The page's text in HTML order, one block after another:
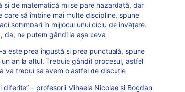
și de matematică mi se pare hazardată, dar
să îmbine mai multe discipline, spune
schimbări în mijlocul unui ciclu de învățare.
da, ne putem gândi la așa ceva
este prea îngustă și prea punctuală, spune
an la altul. Trebuie gândit procesul, astfel
va trebui să avem o astfel de discuție
– profesorii Mihaela Nicolae și Bogdan